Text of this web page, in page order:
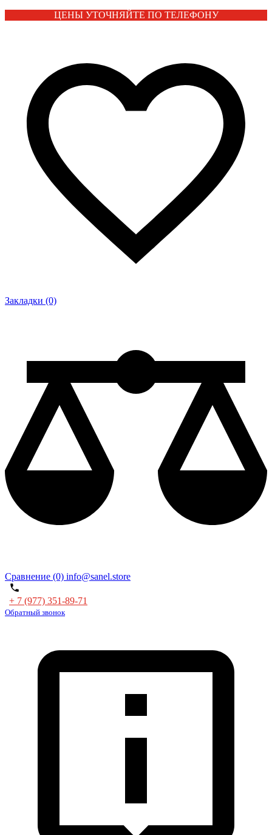
ЦЕНЫ УТОЧНЯЙТЕ ПО ТЕЛЕФОНУ
Закладки (0)
Сравнение (0) info@sanel.store
+ 7 (977) 351-89-71
Обратный звонок